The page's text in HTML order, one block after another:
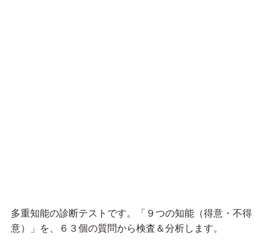
多重知能の診断テストです。「９つの知能（得意・不得
意）」を、６３個の質問から検査＆分析します。